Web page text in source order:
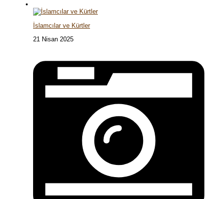
İslamcılar ve Kürtler
21 Nisan 2025